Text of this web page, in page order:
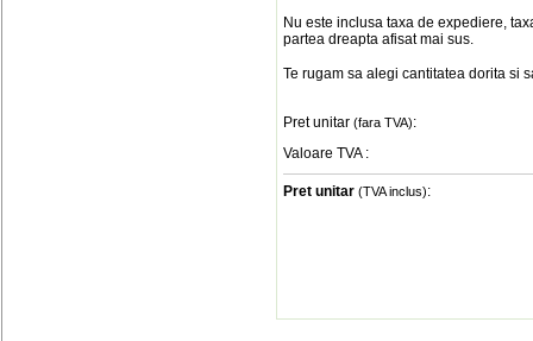
Nu este inclusa taxa de expediere,
partea dreapta afisat mai sus.
Te rugam sa alegi cantitatea dorita si
Pret unitar (fara TVA):
Valoare TVA :
Pret unitar (TVA inclus):